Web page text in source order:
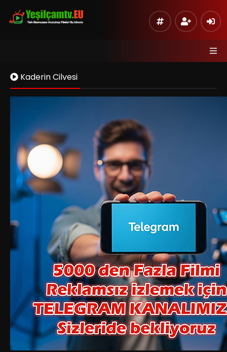
Kaderin Cilvesi
Listeye Ekle Sinema Modu
Paylaş
Beğendim (0) Beğenmedim(0)